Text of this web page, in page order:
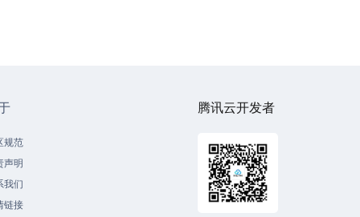
规范
声明
我们
链接
腾讯云开发者